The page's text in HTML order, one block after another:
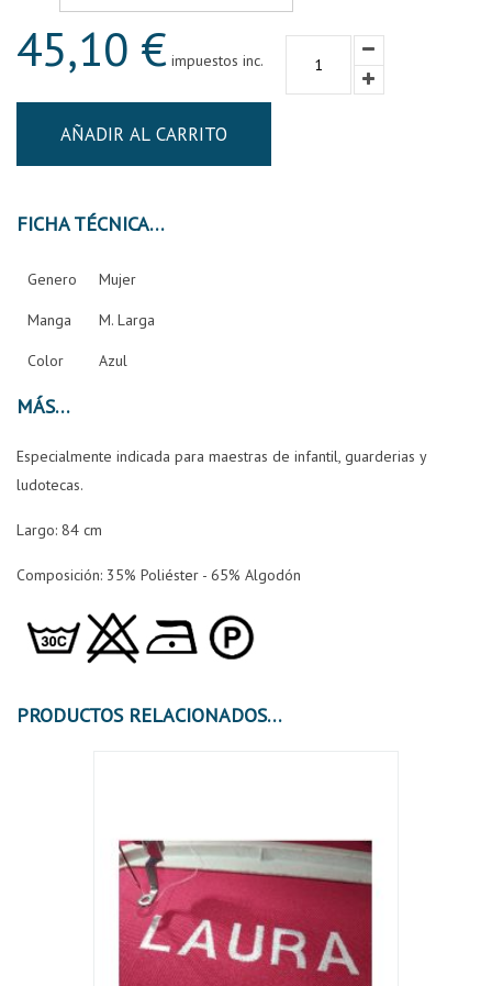
45,10 € impuestos inc.
AÑADIR AL CARRITO
FICHA TÉCNICA
Genero Mujer
Manga M. Larga
Color Azul
MÁS
Especialmente indicada para maestras de infantil, guarderias y
ludotecas.
Largo: 84 cm
Composición: 35% Poliéster - 65% Algodón
PRODUCTOS RELACIONADOS